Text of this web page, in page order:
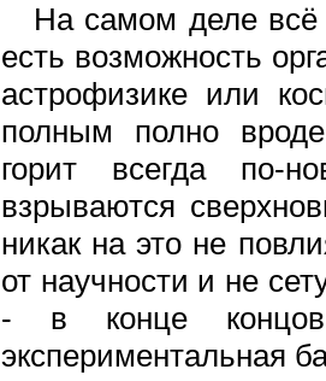
На самом деле всё
есть возможность
астрофизике или
полным полно
горит всегда по-
взрываются
никак на это не
от научности и не
- в конце
экспериментальная